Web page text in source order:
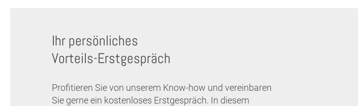
Ihr persönliches
Vorteils-Erstgespräch
Profitieren Sie von unserem Know-how und vereinbaren
Sie gerne ein kostenloses Erstgespräch. In diesem